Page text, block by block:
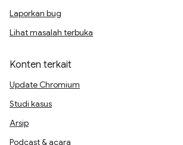
Laporkan bug
Lihat masalah terbuka
Konten terkait
Update Chromium
Studi kasus
Arsip
Podcast & acara